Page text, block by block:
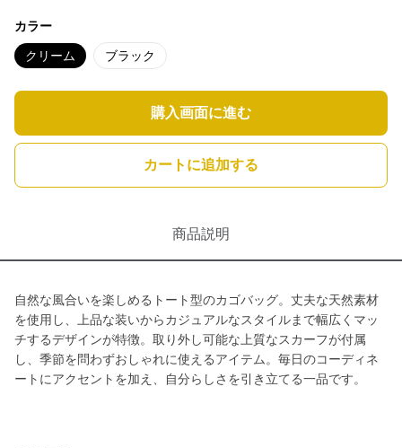
カラー
クリーム ブラック
購入画面に進む
カートに追加する
商品説明
自然な風合いを楽しめるトート型のカゴバッグ。丈夫な天然素材
を使用し、上品な装いからカジュアルなスタイルまで幅広くマッ
チするデザインが特徴。取り外し可能な上質なスカーフが付属
し、季節を問わずおしゃれに使えるアイテム。毎日のコーディネ
ートにアクセントを加え、自分らしさを引き立てる一品です。